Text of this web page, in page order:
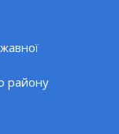
району